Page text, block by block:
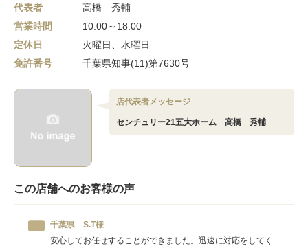
代表者
高橋 秀輔
営業時間
10:00～18:00
定休日
火曜日、水曜日
免許番号
千葉県知事(11)第7630号
店代表者メッセージ
センチュリー21五大ホーム 高橋 秀輔
この店舗へのお客様の声
千葉県 S.T様
安心してお任せすることができました。迅速に対応をしてく